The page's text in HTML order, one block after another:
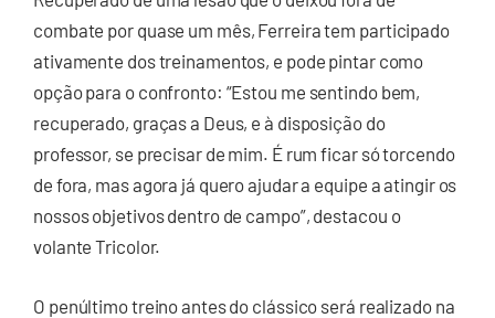
combate por quase um mês, Ferreira tem participado
ativamente dos treinamentos, e pode pintar como
opção para o confronto: “Estou me sentindo bem,
recuperado, graças a Deus, e à disposição do
professor, se precisar de mim. É rum ficar só torcendo
de fora, mas agora já quero ajudar a equipe a atingir os
nossos objetivos dentro de campo”, destacou o
volante Tricolor.
O penúltimo treino antes do clássico será realizado na